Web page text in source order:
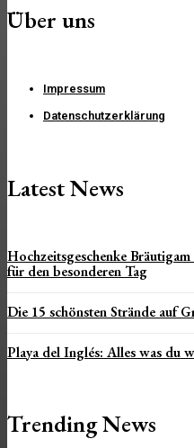
Über uns
Impressum
Datenschutzerklärung
Latest News
Hochzeitsgeschenke
für den besonderen Tag
Die 15 schönsten Strände auf
Playa del Inglés: Alles was du
Trending News